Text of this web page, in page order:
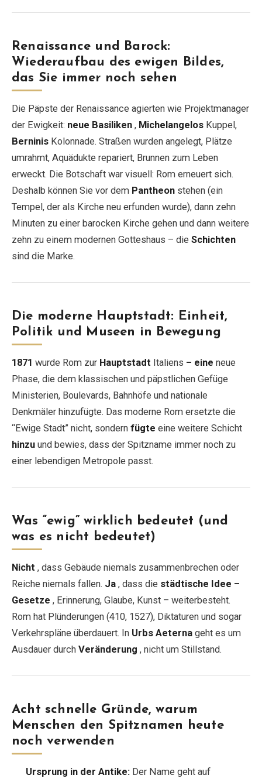
Renaissance und Barock:
Wiederaufbau des ewigen Bildes,
das Sie immer noch sehen
Die Päpste der Renaissance agierten wie Projektmanager
der Ewigkeit: neue Basiliken , Michelangelos Kuppel,
Berninis Kolonnade. Straßen wurden angelegt, Plätze
umrahmt, Aquädukte repariert, Brunnen zum Leben
erweckt. Die Botschaft war visuell: Rom erneuert sich.
Deshalb können Sie vor dem Pantheon stehen (ein
Tempel, der als Kirche neu erfunden wurde), dann zehn
Minuten zu einer barocken Kirche gehen und dann weitere
zehn zu einem modernen Gotteshaus – die Schichten
sind die Marke.
Die moderne Hauptstadt: Einheit,
Politik und Museen in Bewegung
1871 wurde Rom zur Hauptstadt Italiens – eine neue
Phase, die dem klassischen und päpstlichen Gefüge
Ministerien, Boulevards, Bahnhöfe und nationale
Denkmäler hinzufügte. Das moderne Rom ersetzte die
“Ewige Stadt” nicht, sondern fügte eine weitere Schicht
hinzu und bewies, dass der Spitzname immer noch zu
einer lebendigen Metropole passt.
Was “ewig” wirklich bedeutet (und
was es nicht bedeutet)
Nicht , dass Gebäude niemals zusammenbrechen oder
Reiche niemals fallen. Ja , dass die städtische Idee –
Gesetze , Erinnerung, Glaube, Kunst – weiterbesteht.
Rom hat Plünderungen (410, 1527), Diktaturen und sogar
Verkehrspläne überdauert. In Urbs Aeterna geht es um
Ausdauer durch Veränderung , nicht um Stillstand.
Acht schnelle Gründe, warum
Menschen den Spitznamen heute
noch verwenden
Ursprung in der Antike: Der Name geht auf